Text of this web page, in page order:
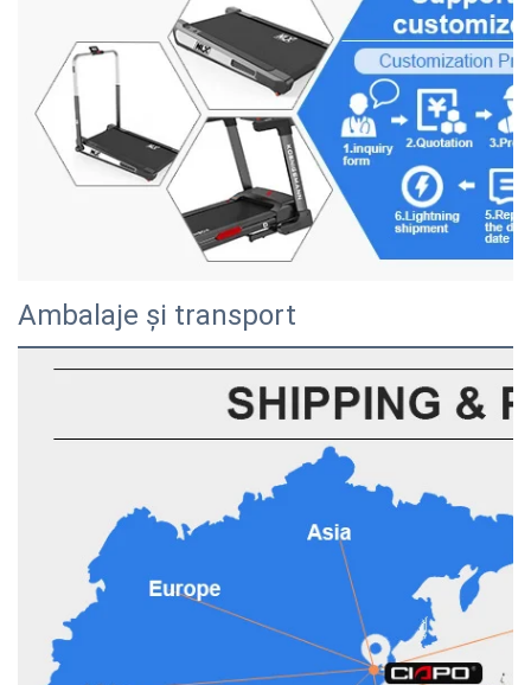
Ambalaje și transport